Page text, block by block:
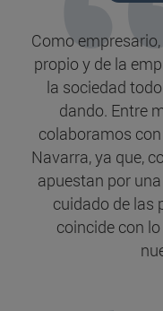
Como
propio y de la
la sociedad
dando. Entre
colaboramos
Navarra, ya que,
apuestan por
cuidado de las
coincide con